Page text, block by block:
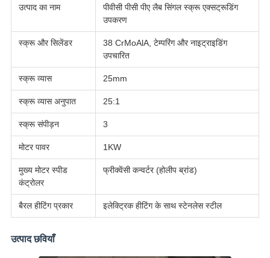
उत्पाद का नाम
पीवीसी पीसी पीए लैब सिंगल स्क्रू एक्सट्रूडिंग
उपकरण
स्क्रू और सिलेंडर
38 CrMoAlA, टेम्परिंग और नाइट्राइडिंग
उपचारित
स्क्रू व्यास 25mm
स्क्रू व्यास अनुपात 25:1
स्क्रू संपीड़न 3
मोटर पावर 1KW
मुख्य मोटर स्पीड
कंट्रोलर
फ्रीक्वेंसी कन्वर्टर (होलीप ब्रांड)
बैरल हीटिंग प्रकार इलेक्ट्रिक हीटिंग के साथ स्टेनलेस स्टील
उत्पाद छवियाँ